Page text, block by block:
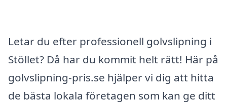
Letar du efter professionell golvslipning i
Stöllet? Då har du kommit helt rätt! Här på
golvslipning-pris.se hjälper vi dig att hitta
de bästa lokala företagen som kan ge ditt